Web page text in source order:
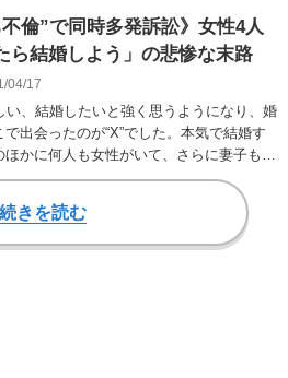
倫”で同時多発訴訟》女性4人
ら結婚しよう」の悲惨な末路
04/17
い、結婚したいと強く思うようになり、婚
出会ったのが“X”でした。本気で結婚す
かに何人も女性がいて、さらに妻子もい
続きを読む